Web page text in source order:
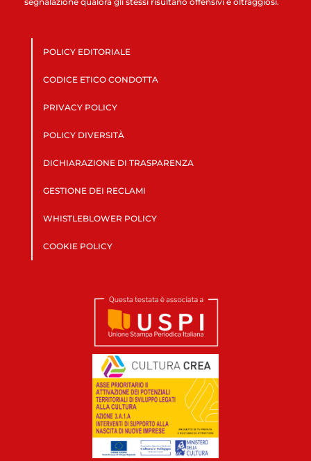
POLICY EDITORIALE
CODICE ETICO CONDOTTA
PRIVACY POLICY
POLICY DIVERSITÀ
DICHIARAZIONE DI TRASPARENZA
GESTIONE DEI RECLAMI
WHISTLEBLOWER POLICY
COOKIE POLICY